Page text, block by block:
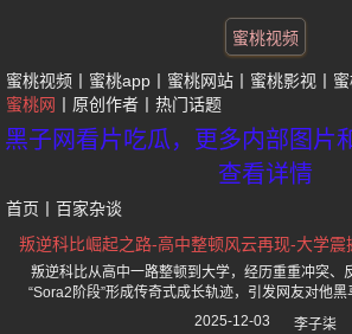
蜜桃视频
蜜桃视频 蜜桃app 蜜桃网站 蜜桃影视
蜜桃网
原创作者 热门话题
黑子网看片吃瓜，更多内部图片
查看详情
首页 百家杂谈
叛逆科比崛起之路-高中整顿风云再现-大学
叛逆科比从高中一路整顿到大学，经历重重冲突、
“Sora2阶段”形成传奇式成长轨迹，引发网友对他黑
2025-12-03
李子柒